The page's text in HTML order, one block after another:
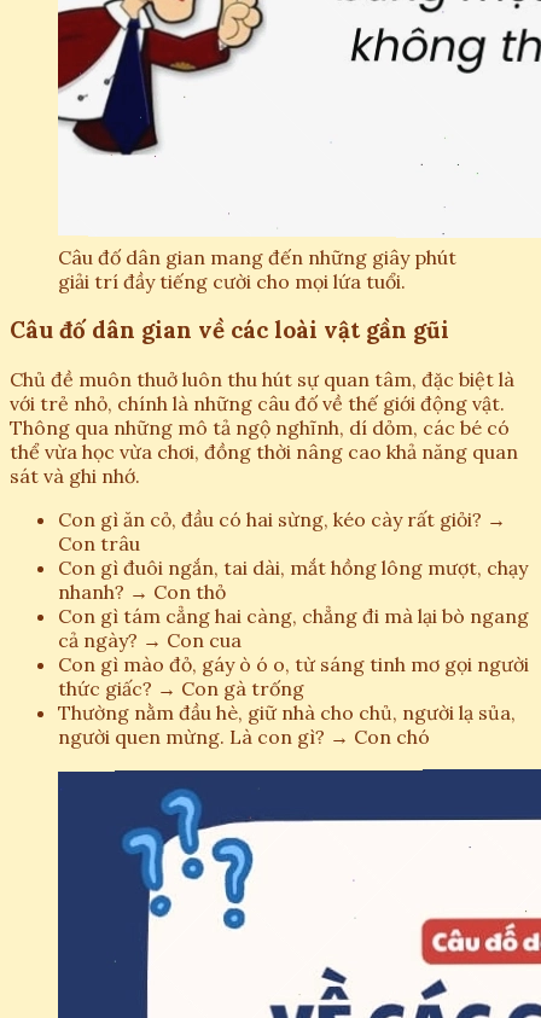
Câu đố dân gian mang đến những giây phút
giải trí đầy tiếng cười cho mọi lứa tuổi.
Câu đố dân gian về các loài vật gần gũi
Chủ đề muôn thuở luôn thu hút sự quan tâm, đặc biệt là
với trẻ nhỏ, chính là những câu đố về thế giới động vật.
Thông qua những mô tả ngộ nghĩnh, dí dỏm, các bé có
thể vừa học vừa chơi, đồng thời nâng cao khả năng quan
sát và ghi nhớ.
Con gì ăn cỏ, đầu có hai sừng, kéo cày rất giỏi? →
Con trâu
Con gì đuôi ngắn, tai dài, mắt hồng lông mượt, chạy
nhanh? → Con thỏ
Con gì tám cẳng hai càng, chẳng đi mà lại bò ngang
cả ngày? → Con cua
Con gì mào đỏ, gáy ò ó o, từ sáng tinh mơ gọi người
thức giấc? → Con gà trống
Thường nằm đầu hè, giữ nhà cho chủ, người lạ sủa,
người quen mừng. Là con gì? → Con chó